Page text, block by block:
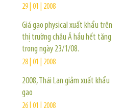
29 | 01 | 2008
Giá gạo physical xuất khẩu trên
thị trường châu Á hầu hết tăng
trong ngày 23/1/08.
28 | 01 | 2008
2008, Thái Lan giảm xuất khẩu
gạo
26 | 01 | 2008